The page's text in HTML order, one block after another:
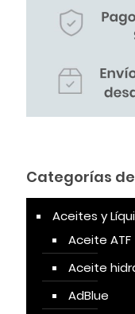
Categorías
Aceites y
Aceite ATF
Aceite
AdBlue